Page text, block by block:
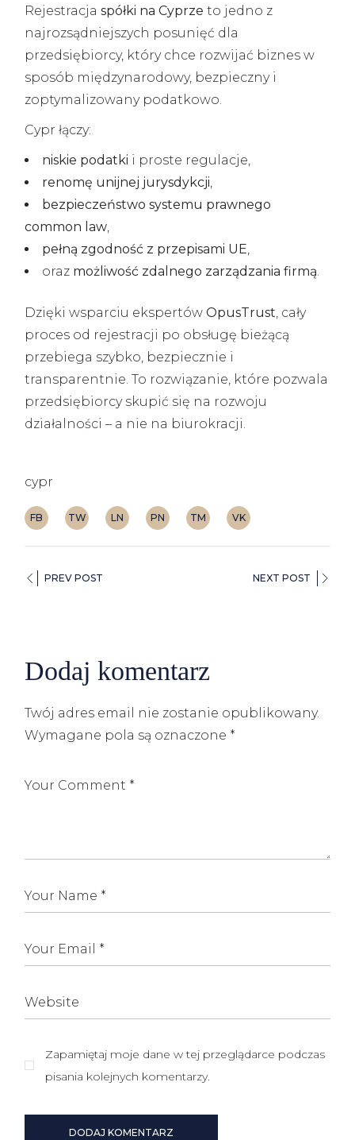
Rejestracjaspółki na Cyprze to jedno z
najrozsądniejszych posunięć dla
przedsiębiorcy, który chce rozwijać biznes w
sposób międzynarodowy, bezpieczny i
zoptymalizowany podatkowo.
Cypr łączy:
niskie podatki i proste regulacje,
renomę unijnej jurysdykcji,
bezpieczeństwo systemu prawnego
common law,
pełną zgodność z przepisami UE,
oraz możliwość zdalnego zarządzania firmą.
Dzięki wsparciu ekspertówOpusTrust, cały
proces od rejestracji po obsługę bieżącą
przebiega szybko, bezpiecznie i
transparentnie. To rozwiązanie, które pozwala
przedsiębiorcy skupić się na rozwoju
działalności – a nie na biurokracji.
cypr
FB TW LN PN TM VK
PREV POST NEXT POST
Dodaj komentarz
Twój adres email nie zostanie opublikowany.
Wymagane pola są oznaczone *
Zapamiętaj moje dane w tej przeglądarce podczas
pisania kolejnych komentarzy.
DODAJ KOMENTARZ